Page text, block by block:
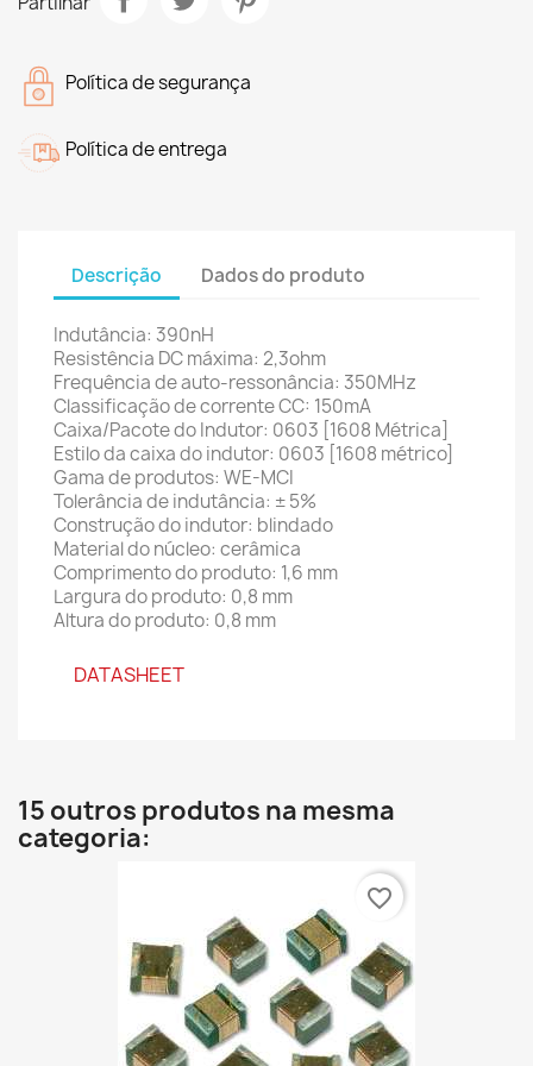
Política de segurança
Política de entrega
Descrição Dados do produto
Indutância: 390nH
Resistência DC máxima: 2,3ohm
Frequência de auto-ressonância: 350MHz
Classificação de corrente CC: 150mA
Caixa/Pacote do Indutor: 0603 [1608 Métrica]
Estilo da caixa do indutor: 0603 [1608 métrico]
Gama de produtos: WE-MCI
Tolerância de indutância: ± 5%
Construção do indutor: blindado
Material do núcleo: cerâmica
Comprimento do produto: 1,6 mm
Largura do produto: 0,8 mm
Altura do produto: 0,8 mm
DATASHEET
15 outros produtos na mesma
categoria:
favorite_border